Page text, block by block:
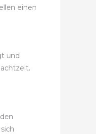
einen
und